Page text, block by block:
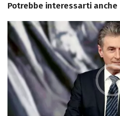
Potrebbe interessarti anche